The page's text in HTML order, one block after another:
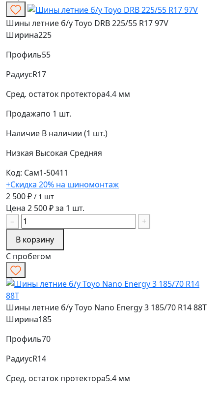
Шины летние б/у Toyo DRB 225/55 R17 97V
Ширина225
Профиль55
РадиусR17
Сред. остаток протектора4.4 мм
Продажапо 1 шт.
Наличие В наличии (1 шт.)
Низкая Высокая Средняя
Код: Сам1-50411
+Скидка 20% на шиномонтаж
2 500 ₽ / 1 шт
Цена 2 500 ₽ за 1 шт.
−
+
В корзину
С пробегом
Шины летние б/у Toyo Nano Energy 3 185/70 R14 88T
Ширина185
Профиль70
РадиусR14
Сред. остаток протектора5.4 мм